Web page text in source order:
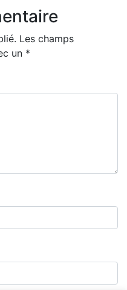
Les champs
un *